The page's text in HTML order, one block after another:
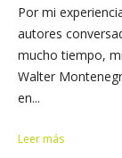
Por mi
autores
mucho tiempo,
Walter
en...
Leer más